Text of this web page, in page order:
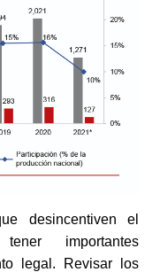
desincentiven el
importantes
legal. Revisar los